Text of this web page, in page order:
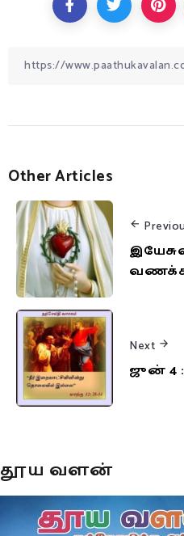
Other Articles
வணக்க
Next
ஜுன் 4
தூய வளன்